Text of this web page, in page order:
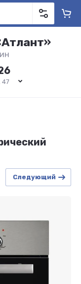
47
Следующий